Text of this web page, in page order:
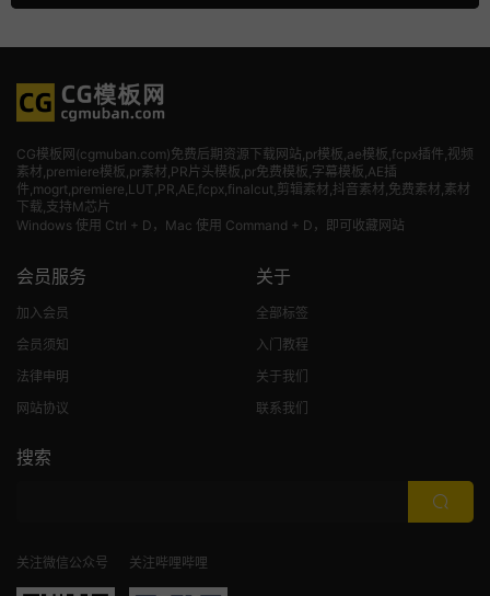
CG模板网(cgmuban.com)免费后期资源下载网站,pr模板,ae模板,fcpx插件,视频
素材 ,premiere模板,pr素材,PR片头模板,pr免费模板,字幕模板,AE插
件,mogrt,premiere,LUT,PR,AE,fcpx,finalcut,剪辑素材,抖音素材,免费素材,素材
下载,支持M芯片
Windows 使用 Ctrl + D，Mac 使用 Command + D，即可收藏网站
会员服务
加入会员
会员须知
法律申明
网站协议
关于
全部标签
入门教程
关于我们
联系我们
搜索
关注微信公众号 关注哔哩哔哩